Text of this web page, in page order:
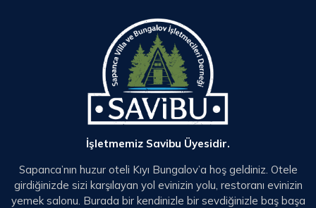
İşletmemiz Savibu Üyesidir.
Sapanca’nın huzur oteli Kıyı Bungalov’a hoş geldiniz. Otele
girdiğinizde sizi karşılayan yol evinizin yolu, restoranı evinizin
yemek salonu. Burada bir kendinizle bir sevdiğinizle baş başa